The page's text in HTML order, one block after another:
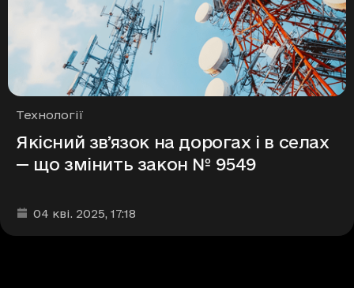
Рубрики
Технології
Якісний звʼязок на дорогах і в селах
— що змінить закон № 9549
Дата та час публікації
04 кві. 2025, 17:18